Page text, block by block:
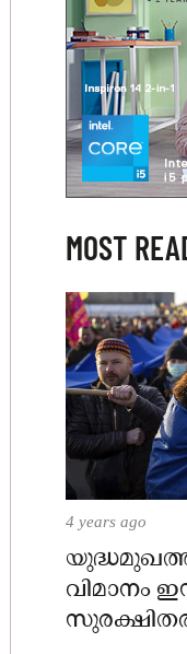
MOST
4 years ago
വിമാനം